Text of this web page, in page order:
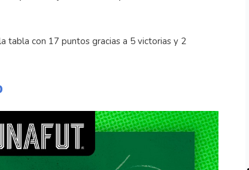
tabla con 17 puntos gracias a 5 victorias y 2